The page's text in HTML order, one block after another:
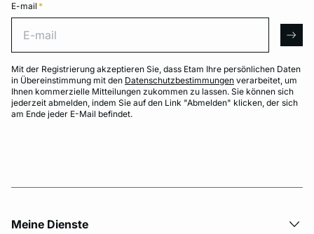
E-mail *
Mit der Registrierung akzeptieren Sie, dass Etam Ihre persönlichen Daten
in Übereinstimmung mit den Datenschutzbestimmungen verarbeitet, um
Ihnen kommerzielle Mitteilungen zukommen zu lassen. Sie können sich
jederzeit abmelden, indem Sie auf den Link "Abmelden" klicken, der sich
am Ende jeder E-Mail befindet.
Meine Dienste